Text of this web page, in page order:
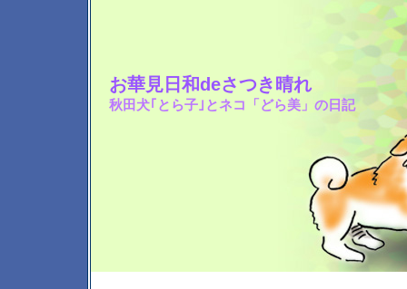
お華見日和deさつき晴れ
秋田犬｢とら子｣とネコ「どら美」の日記